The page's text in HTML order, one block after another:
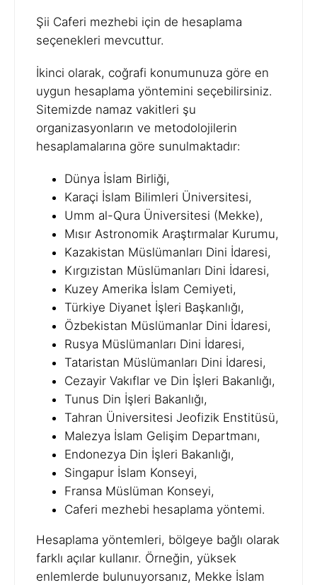
Şii Caferi mezhebi için de hesaplama
seçenekleri mevcuttur.
İkinci olarak, coğrafi konumunuza göre en
uygun hesaplama yöntemini seçebilirsiniz.
Sitemizde namaz vakitleri şu
organizasyonların ve metodolojilerin
hesaplamalarına göre sunulmaktadır:
Dünya İslam Birliği,
Karaçi İslam Bilimleri Üniversitesi,
Umm al-Qura Üniversitesi (Mekke),
Mısır Astronomik Araştırmalar Kurumu,
Kazakistan Müslümanları Dini İdaresi,
Kırgızistan Müslümanları Dini İdaresi,
Kuzey Amerika İslam Cemiyeti,
Türkiye Diyanet İşleri Başkanlığı,
Özbekistan Müslümanlar Dini İdaresi,
Rusya Müslümanları Dini İdaresi,
Tataristan Müslümanları Dini İdaresi,
Cezayir Vakıflar ve Din İşleri Bakanlığı,
Tunus Din İşleri Bakanlığı,
Tahran Üniversitesi Jeofizik Enstitüsü,
Malezya İslam Gelişim Departmanı,
Endonezya Din İşleri Bakanlığı,
Singapur İslam Konseyi,
Fransa Müslüman Konseyi,
Caferi mezhebi hesaplama yöntemi.
Hesaplama yöntemleri, bölgeye bağlı olarak
farklı açılar kullanır. Örneğin, yüksek
enlemlerde bulunuyorsanız, Mekke İslam